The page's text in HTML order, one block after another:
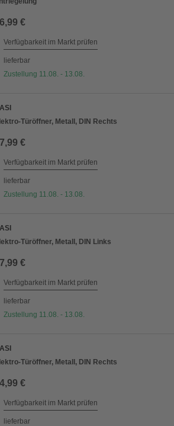
€
Verfügbarkeit im Markt prüfen
lieferbar
Zustellung 11.08. - 13.08.
Türöffner, Metall, DIN Rechts
€
Verfügbarkeit im Markt prüfen
lieferbar
Zustellung 11.08. - 13.08.
Türöffner, Metall, DIN Links
€
Verfügbarkeit im Markt prüfen
lieferbar
Zustellung 11.08. - 13.08.
Türöffner, Metall, DIN Rechts
€
Verfügbarkeit im Markt prüfen
lieferbar